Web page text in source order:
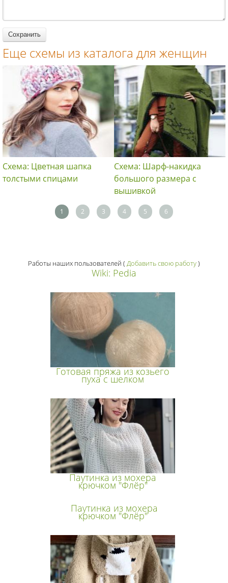
Еще схемы из каталога для женщин
Схема: Цветная шапка
толстыми спицами
Схема: Шарф-накидка
большого размера с
вышивкой
1 2 3 4 5 6
Работы наших пользователей ( Добавить свою работу)
Wiki: Pedia
Готовая пряжа из козьего
пуха с шелком
Паутинка из мохера
крючком "Флёр"
Паутинка из мохера
крючком "Флёр"